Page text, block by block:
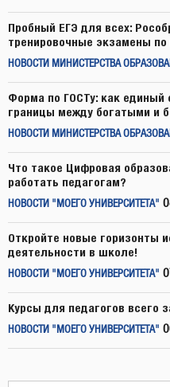
Пробный ЕГЭ для всех:
тренировочные экзамены по
НОВОСТИ МИНИСТЕРСТВА
Форма по ГОСТу: как единый
границы между богатыми и
НОВОСТИ МИНИСТЕРСТВА
Что такое Цифровая
работать педагогам?
НОВОСТИ "МОЕГО УНИВЕРСИТЕТА"
Откройте новые горизонты
деятельности в школе!
НОВОСТИ "МОЕГО УНИВЕРСИТЕТА"
Курсы для педагогов всего
НОВОСТИ "МОЕГО УНИВЕРСИТЕТА"